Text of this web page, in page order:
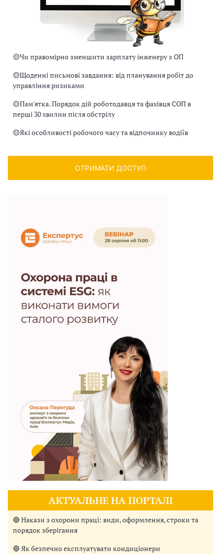
🟡Чи правомірно зменшити зарплату інженеру з ОП
🟡Щоденні письмові завдання: від планування робіт до
управління ризиками
🟡Пам'ятка. Порядок дій роботодавця та фахівця СОП в
перші 30 хвилин після обстрілу
🟡Які особливості робочого часу та відпочинку водіїв
ОТРИМАТИ ДОСТУП
АКТУАЛЬНЕ НА ПОРТАЛІ
🔵 Накази з охорони праці: види, оформлення, строки та
порядок зберігання
🔵 Як безпечно експлуатувати кондиціонери